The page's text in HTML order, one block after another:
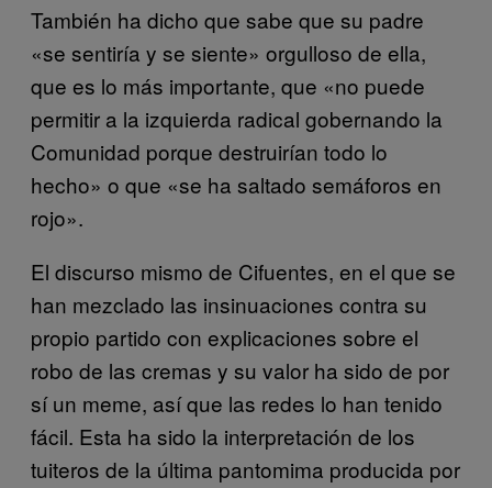
También ha dicho que sabe que su padre
«se sentiría y se siente» orgulloso de ella,
que es lo más importante, que «no puede
permitir a la izquierda radical gobernando la
Comunidad porque destruirían todo lo
hecho» o que «se ha saltado semáforos en
rojo».
El discurso mismo de Cifuentes, en el que se
han mezclado las insinuaciones contra su
propio partido con explicaciones sobre el
robo de las cremas y su valor ha sido de por
sí un meme, así que las redes lo han tenido
fácil. Esta ha sido la interpretación de los
tuiteros de la última pantomima producida por